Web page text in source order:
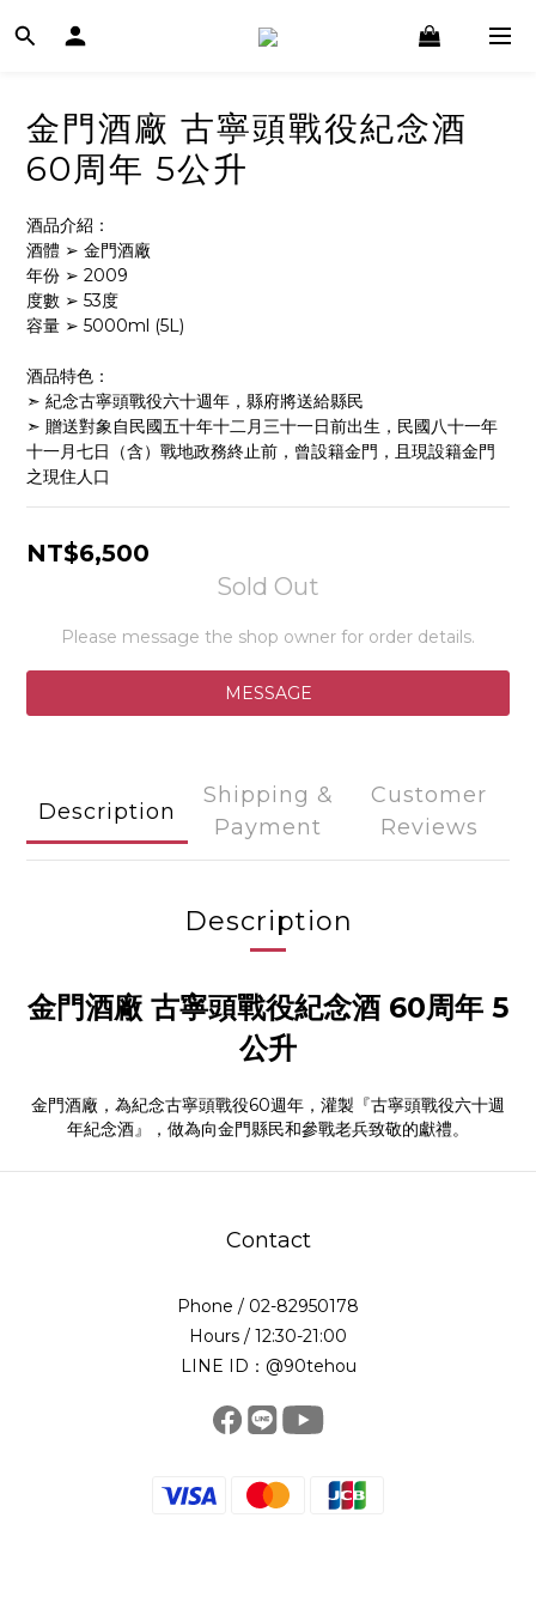
金門酒廠 古寧頭戰役紀念酒
60周年 5公升
酒品介紹：
酒體 ➢ 金門酒廠
年份 ➢ 2009
度數 ➢ 53度
容量 ➢ 5000ml (5L)
酒品特色：
➣ 紀念古寧頭戰役六十週年，縣府將送給縣民
➣ 贈送對象自民國五十年十二月三十一日前出生，民國八十一年
十一月七日（含）戰地政務終止前，曾設籍金門，且現設籍金門
之現住人口
NT$6,500
Sold Out
Please message the shop owner for order details.
MESSAGE
Description
Shipping &
Payment
Customer
Reviews
Description
金門酒廠 古寧頭戰役紀念酒 60周年 5
公升
金門酒廠，為紀念古寧頭戰役60週年，灌製『古寧頭戰役六十週
年紀念酒』，做為向金門縣民和參戰老兵致敬的獻禮。
Contact
Phone / 02-82950178
Hours / 12:30-21:00
LINE ID：@90tehou